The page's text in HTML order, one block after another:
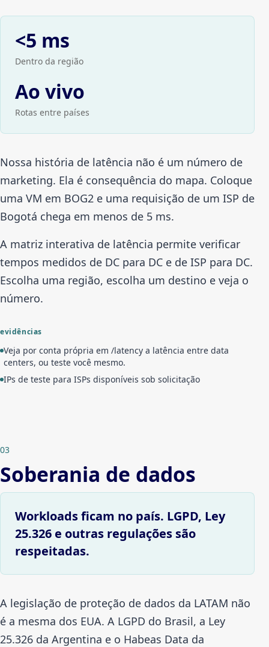
<5 ms
Dentro da região
Ao vivo
Rotas entre países
Nossa história de latência não é um número de
marketing. Ela é consequência do mapa. Coloque
uma VM em BOG2 e uma requisição de um ISP de
Bogotá chega em menos de 5 ms.
A matriz interativa de latência permite verificar
tempos medidos de DC para DC e de ISP para DC.
Escolha uma região, escolha um destino e veja o
número.
evidências
Veja por conta própria em /latency a latência entre data
centers, ou teste você mesmo.
IPs de teste para ISPs disponíveis sob solicitação
03
Soberania de dados
Workloads ficam no país. LGPD, Ley
25.326 e outras regulações são
respeitadas.
A legislação de proteção de dados da LATAM não
é a mesma dos EUA. A LGPD do Brasil, a Ley
25.326 da Argentina e o Habeas Data da